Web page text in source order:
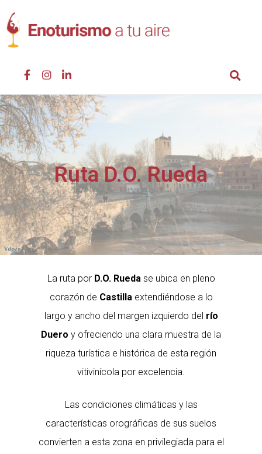
Ruta D.O. Rueda
La ruta por D.O. Rueda se ubica en pleno
corazón de Castilla extendiéndose a lo
largo y ancho del margen izquierdo del río
Duero y ofreciendo una clara muestra de la
riqueza turística e histórica de esta región
vitivinícola por excelencia.
Las condiciones climáticas y las
características orográficas de sus suelos
convierten a esta zona en privilegiada para el